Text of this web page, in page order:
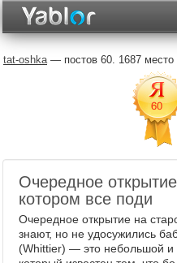
tat-oshka— постов 60. 1687 место
Очередное
котором все поди
Очередное открытие на
знают, но не удосужились
(Whittier) — это небольшой и